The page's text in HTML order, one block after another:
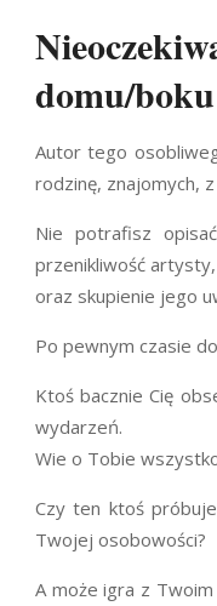
domu/
Autor tego
rodzinę, znajomych,
Nie potrafisz
przenikliwość artysty,
oraz skupienie jego
Po pewnym czasie
Ktoś bacznie Cię
wydarzeń.
Wie o Tobie
Czy ten ktoś
Twojej osobowości?
A może igra z